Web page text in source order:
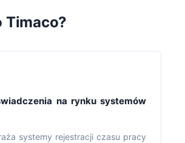
Timaco?
na rynku systemów
systemy rejestracji czasu pracy